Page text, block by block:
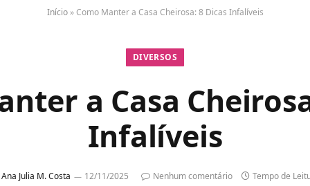
Início»Como Manter a Casa Cheirosa: 8 Dicas Infalíveis
DIVERSOS
a Casa
Infalíveis
Ana Julia M. Costa 12/11/2025 Nenhum comentário Tempo de